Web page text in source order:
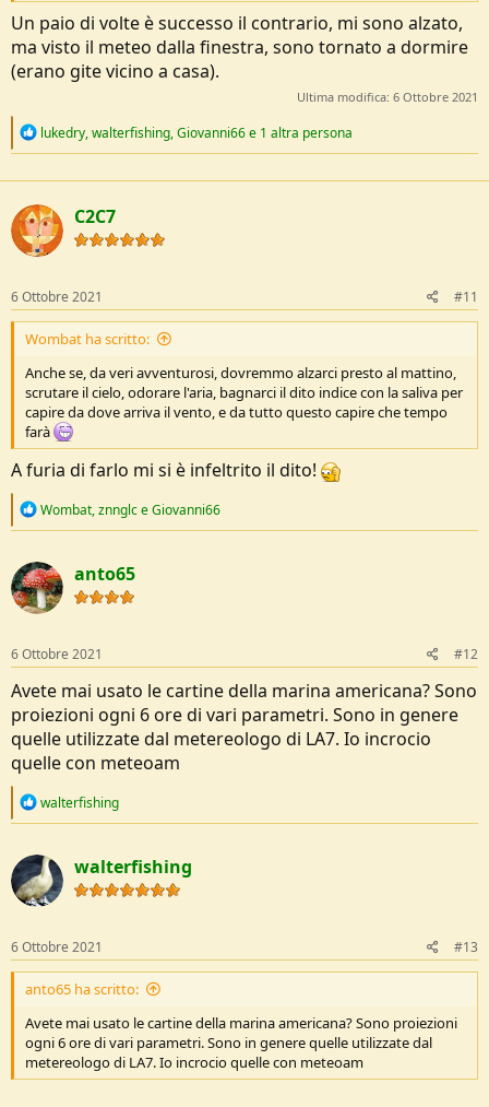
Un paio di volte è successo il contrario, mi sono alzato,
ma visto il meteo dalla finestra, sono tornato a dormire
(erano gite vicino a casa).
Ultima modifica: 6 Ottobre 2021
R
c
t
i
o
n
lukedry,walterfishing,Giovanni66e 1 altra persona
C2C7
6 Ottobre 2021 #11
Wombat ha scritto:
Anche se, da veri avventurosi, dovremmo alzarci presto al mattino,
scrutare il cielo, odorare l'aria, bagnarci il dito indice con la saliva per
capire da dove arriva il vento, e da tutto questo capire che tempo
farà
A furia di farlo mi si è infeltrito il dito!
R
c
t
i
o
s
:
Wombat,znnglceGiovanni66
anto65
6 Ottobre 2021 #12
Avete mai usato le cartine della marina americana? Sono
proiezioni ogni 6 ore di vari parametri. Sono in genere
quelle utilizzate dal metereologo di LA7. Io incrocio
quelle con meteoam
R
c
t
i
o
s
:
walterfishing
walterfishing
6 Ottobre 2021 #13
anto65 ha scritto:
Avete mai usato le cartine della marina americana? Sono proiezioni
ogni 6 ore di vari parametri. Sono in genere quelle utilizzate dal
metereologo di LA7. Io incrocio quelle con meteoam